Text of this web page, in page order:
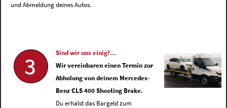
und Abmeldung deines Autos.
3
Sind wir uns einig?...
Wir vereinbaren einen Termin zur
Abholung von deinem Mercedes-
Benz CLS 400 Shooting Brake.
Du erhälst das Bargeld zum